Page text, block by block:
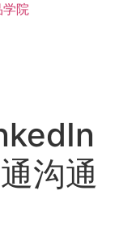
学院
沟通